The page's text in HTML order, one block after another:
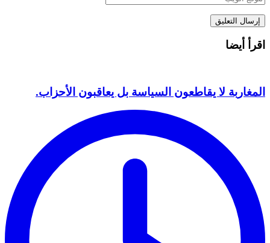
اقرأ أيضا
المغاربة لا يقاطعون السياسة بل يعاقبون الأحزاب.